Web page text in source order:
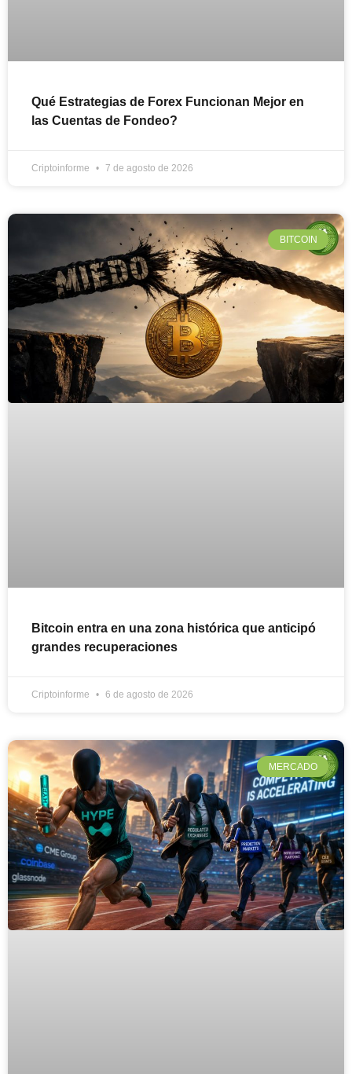
Qué Estrategias de Forex Funcionan Mejor en
las Cuentas de Fondeo?
Criptoinforme 7 de agosto de 2026
BITCOIN
Bitcoin entra en una zona histórica que anticipó
grandes recuperaciones
Criptoinforme 6 de agosto de 2026
MERCADO